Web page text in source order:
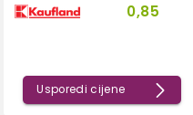
0,85
Usporedi cijene